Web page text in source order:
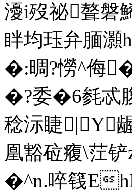
瀀i歿祕聱磐
眫均珏弁腼灝
� :晭?憦^侮
�?委�6毵忒
稔沶睫|Y
凰豁砬癁\茳铲
�^n.啐篯E